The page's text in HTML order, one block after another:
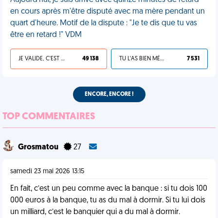
en cours après m'être disputé avec ma mère pendant un
quart d'heure. Motif de la dispute : "Je te dis que tu vas
être en retard !" VDM
JE VALIDE, C'EST UNE VDM 49 138 TU L'AS BIEN MÉRITÉ 7 531
ENCORE, ENCORE !
TOP COMMENTAIRES
Grosmatou 27
samedi 23 mai 2026 13:15
En fait, c’est un peu comme avec la banque : si tu dois 100
000 euros à la banque, tu as du mal à dormir. Si tu lui dois
un milliard, c’est le banquier qui a du mal à dormir.